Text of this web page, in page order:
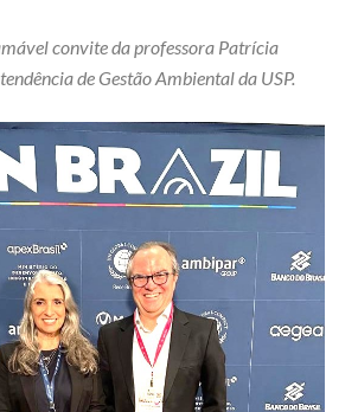
convite da professora Patrícia
de Gestão Ambiental da USP.